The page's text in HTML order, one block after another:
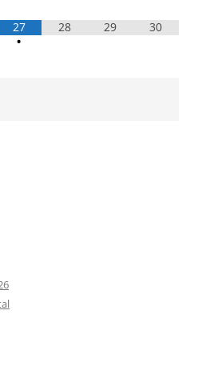
27
•
28 29 30